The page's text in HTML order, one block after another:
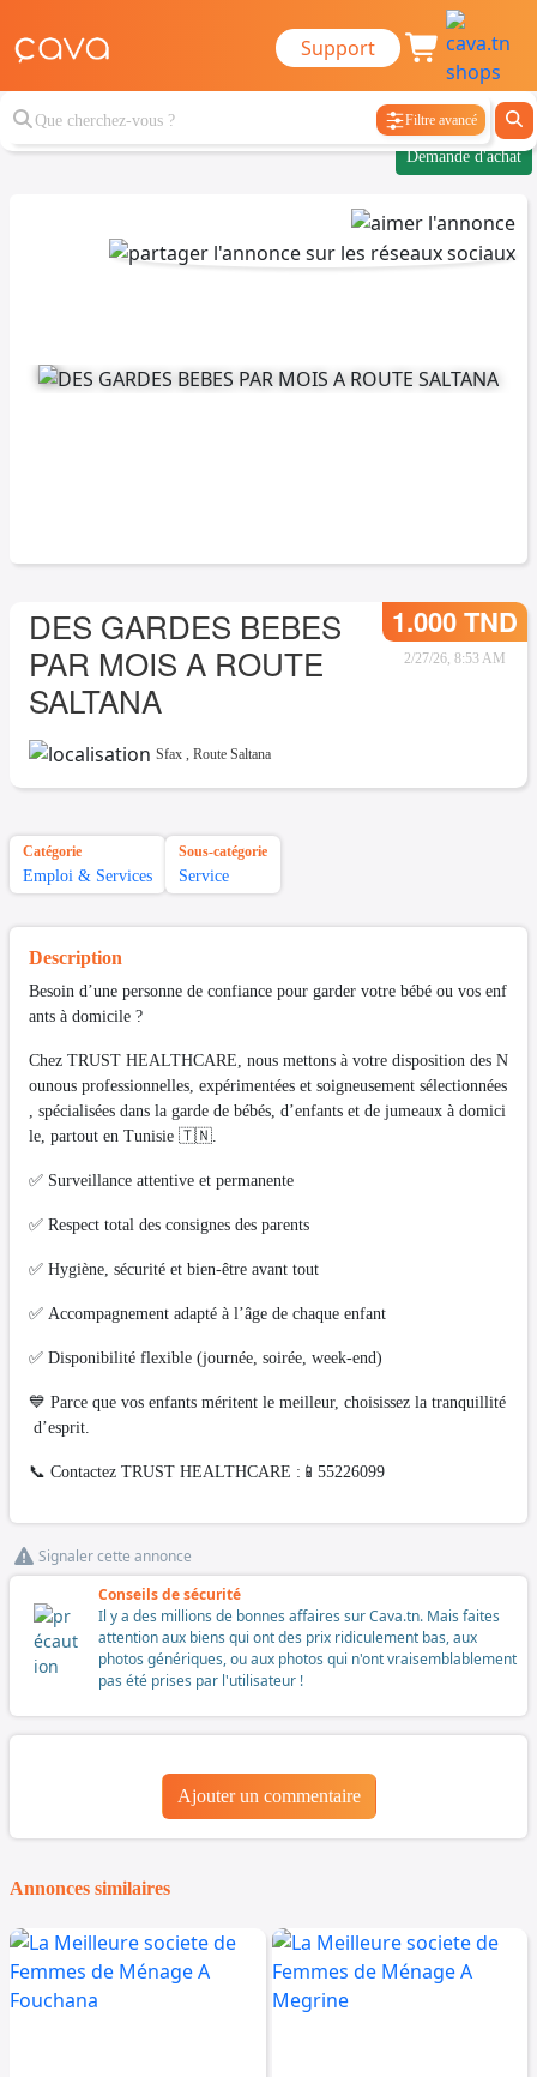
Support
Filtre avancé
Demande d'achat
DES GARDES BEBES
PAR MOIS A ROUTE
SALTANA
1.000 TND
2/27/26, 8:53 AM
Sfax , Route Saltana
Catégorie
Emploi & Services
Sous-catégorie
Service
Description
Besoin d’une personne de confiance pour garder votre bébé ou vos enf
ants à domicile ?
Chez TRUST HEALTHCARE, nous mettons à votre disposition des N
ounous professionnelles, expérimentées et soigneusement sélectionnées
, spécialisées dans la garde de bébés, d’enfants et de jumeaux à domici
le, partout en Tunisie 🇹🇳.
✅ Surveillance attentive et permanente
✅ Respect total des consignes des parents
✅ Hygiène, sécurité et bien-être avant tout
✅ Accompagnement adapté à l’âge de chaque enfant
✅ Disponibilité flexible (journée, soirée, week-end)
💙 Parce que vos enfants méritent le meilleur, choisissez la tranquillité
d’esprit.
📞 Contactez TRUST HEALTHCARE :📱55226099
Signaler cette annonce
Conseils de sécurité
Il y a des millions de bonnes affaires sur Cava.tn. Mais faites
attention aux biens qui ont des prix ridiculement bas, aux
photos génériques, ou aux photos qui n'ont vraisemblablement
pas été prises par l'utilisateur !
Ajouter un commentaire
Annonces similaires